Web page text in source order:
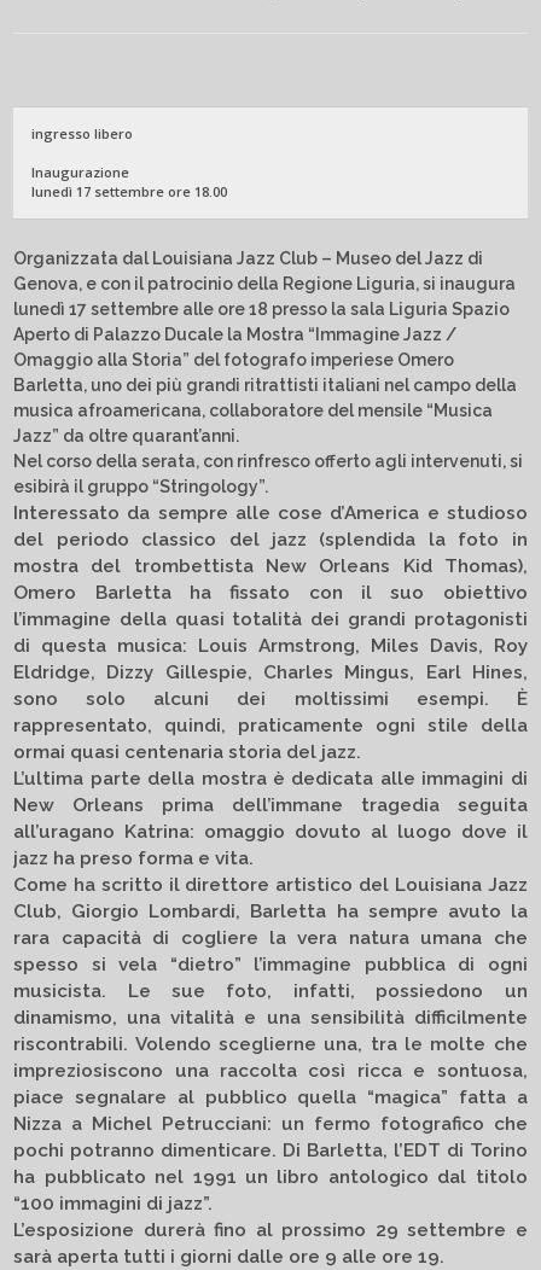
ingresso libero
Inaugurazione
lunedì 17 settembre ore 18.00
Organizzata dal Louisiana Jazz Club – Museo del Jazz di
Genova, e con il patrocinio della Regione Liguria, si inaugura
lunedì 17 settembre alle ore 18 presso la sala Liguria Spazio
Aperto di Palazzo Ducale la Mostra “Immagine Jazz /
Omaggio alla Storia” del fotografo imperiese Omero
Barletta, uno dei più grandi ritrattisti italiani nel campo della
musica afroamericana, collaboratore del mensile “Musica
Jazz” da oltre quarant’anni.
Nel corso della serata, con rinfresco offerto agli intervenuti, si
esibirà il gruppo “Stringology”.
Interessato da sempre alle cose d’America e studioso
del periodo classico del jazz (splendida la foto in
mostra del trombettista New Orleans Kid Thomas),
Omero Barletta ha fissato con il suo obiettivo
l’immagine della quasi totalità dei grandi protagonisti
di questa musica: Louis Armstrong, Miles Davis, Roy
Eldridge, Dizzy Gillespie, Charles Mingus, Earl Hines,
sono solo alcuni dei moltissimi esempi. È
rappresentato, quindi, praticamente ogni stile della
ormai quasi centenaria storia del jazz.
L’ultima parte della mostra è dedicata alle immagini di
New Orleans prima dell’immane tragedia seguita
all’uragano Katrina: omaggio dovuto al luogo dove il
jazz ha preso forma e vita.
Come ha scritto il direttore artistico del Louisiana Jazz
Club, Giorgio Lombardi, Barletta ha sempre avuto la
rara capacità di cogliere la vera natura umana che
spesso si vela “dietro” l’immagine pubblica di ogni
musicista. Le sue foto, infatti, possiedono un
dinamismo, una vitalità e una sensibilità difficilmente
riscontrabili. Volendo sceglierne una, tra le molte che
impreziosiscono una raccolta così ricca e sontuosa,
piace segnalare al pubblico quella “magica” fatta a
Nizza a Michel Petrucciani: un fermo fotografico che
pochi potranno dimenticare. Di Barletta, l’EDT di Torino
ha pubblicato nel 1991 un libro antologico dal titolo
“100 immagini di jazz”.
L’esposizione durerà fino al prossimo 29 settembre e
sarà aperta tutti i giorni dalle ore 9 alle ore 19.